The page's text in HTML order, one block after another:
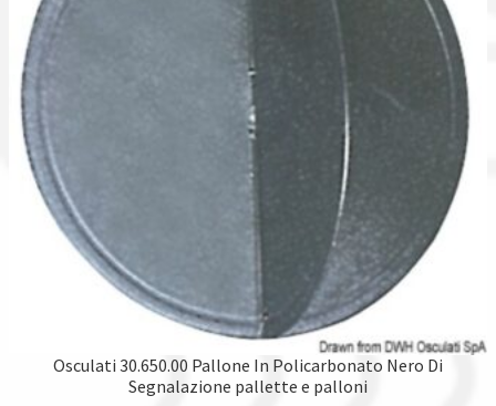
Osculati 30.650.00 Pallone In Policarbonato Nero Di
Segnalazione pallette e palloni